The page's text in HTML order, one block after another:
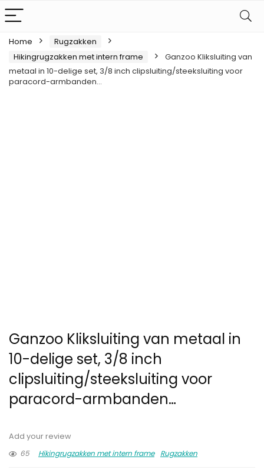
Home
Rugzakken
Hikingrugzakken met intern frame
Ganzoo Kliksluiting van
metaal in 10-delige set, 3/8 inch clipsluiting/steeksluiting voor
paracord-armbanden…
Ganzoo Kliksluiting van metaal in
10-delige set, 3/8 inch
clipsluiting/steeksluiting voor
paracord-armbanden…
Add your review
65
Hikingrugzakken met intern frame Rugzakken